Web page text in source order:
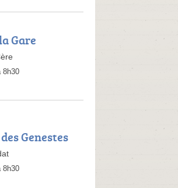
Gare
8h30
Genestes
8h30